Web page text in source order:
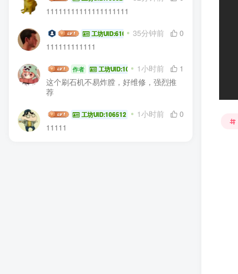
111111111111
这个刷石机不易炸膛，好维修，强烈推
荐
11111